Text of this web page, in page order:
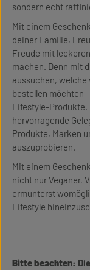
sondern echt
Mit einem
deiner Familie,
Freude mit
machen. Denn mit
aussuchen,
bestellen möchten
Lifestyle-Produkte.
hervorragende
Produkte, Marken
auszuprobieren.
Mit einem
nicht nur Veganer,
ermunterst
Lifestyle
Bitte beachten: